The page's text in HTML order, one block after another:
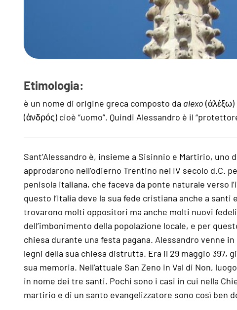
Etimologia:
è un nome di origine greca composto da alexo (ἀλέξω)
(ἀνδρός) cioè “uomo”. Quindi Alessandro è il
Sant’Alessandro è, insieme a Sisinnio e Martirio, uno
approdarono nell’odierno Trentino nel IV secolo d.C.
penisola italiana, che faceva da ponte naturale verso
questo l’Italia deve la sua fede cristiana anche a
trovarono molti oppositori ma anche molti nuovi
dell’imbonimento della popolazione locale, e per
chiesa durante una festa pagana. Alessandro venne
legni della sua chiesa distrutta. Era il 29 maggio 397,
sua memoria. Nell’attuale San Zeno in Val di Non,
in nome dei tre santi. Pochi sono i casi in cui nella
martirio e di un santo evangelizzatore sono così ben